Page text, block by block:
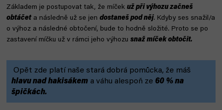
Základem je postupovat tak, že míček už při výhozu začneš
obtáčeta následně už se jen dostaneš pod něj. Kdyby ses snažil/a
o výhoz a následné obtočení, bude to hodně složité. Proto se po
zastavení míčku už v rámci jeho výhozu snaž míček obtočit.
Opět zde platí naše stará dobrá pomůcka, že máš
hlavu nad hakisákem a váhu alespoň ze 60 % na
špičkách.